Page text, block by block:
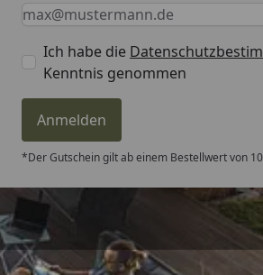
Keine Eingabe erforderlich
Eingabe erforderlich
E-Mail *
Ich habe die
Kenntnis genommen
Anmelden
*Der Gutschein gilt ab einem Bestellwert von
Trusted Shops